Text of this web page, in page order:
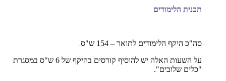
תכנית הלימודים
סה"כ היקף הלימודים לתואר – 154 ש"ס
על השעות האלה יש להוסיף קורסים בהיקף של 6 ש"ס במסגרת
"כלים שלובים".